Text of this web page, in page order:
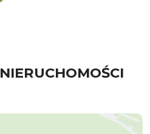
NIERUCHOMOŚCI